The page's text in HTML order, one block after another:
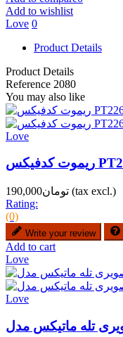
Add to wishlist
Love 0
Product Details
Product Details
Reference 2080
You may also like
Love
تومان190,000 (tax excl.)
Rating:
(0)
Write your review
Add to cart
Love
Love